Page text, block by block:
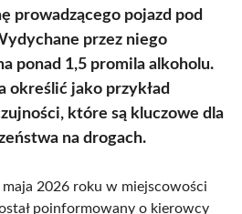
prowadzącego pojazd pod
przez niego
ponad 1,5 promila alkoholu.
określić jako przykład
które są kluczowe dla
na drogach.
maja 2026 roku w miejscowości
poinformowany o kierowcy